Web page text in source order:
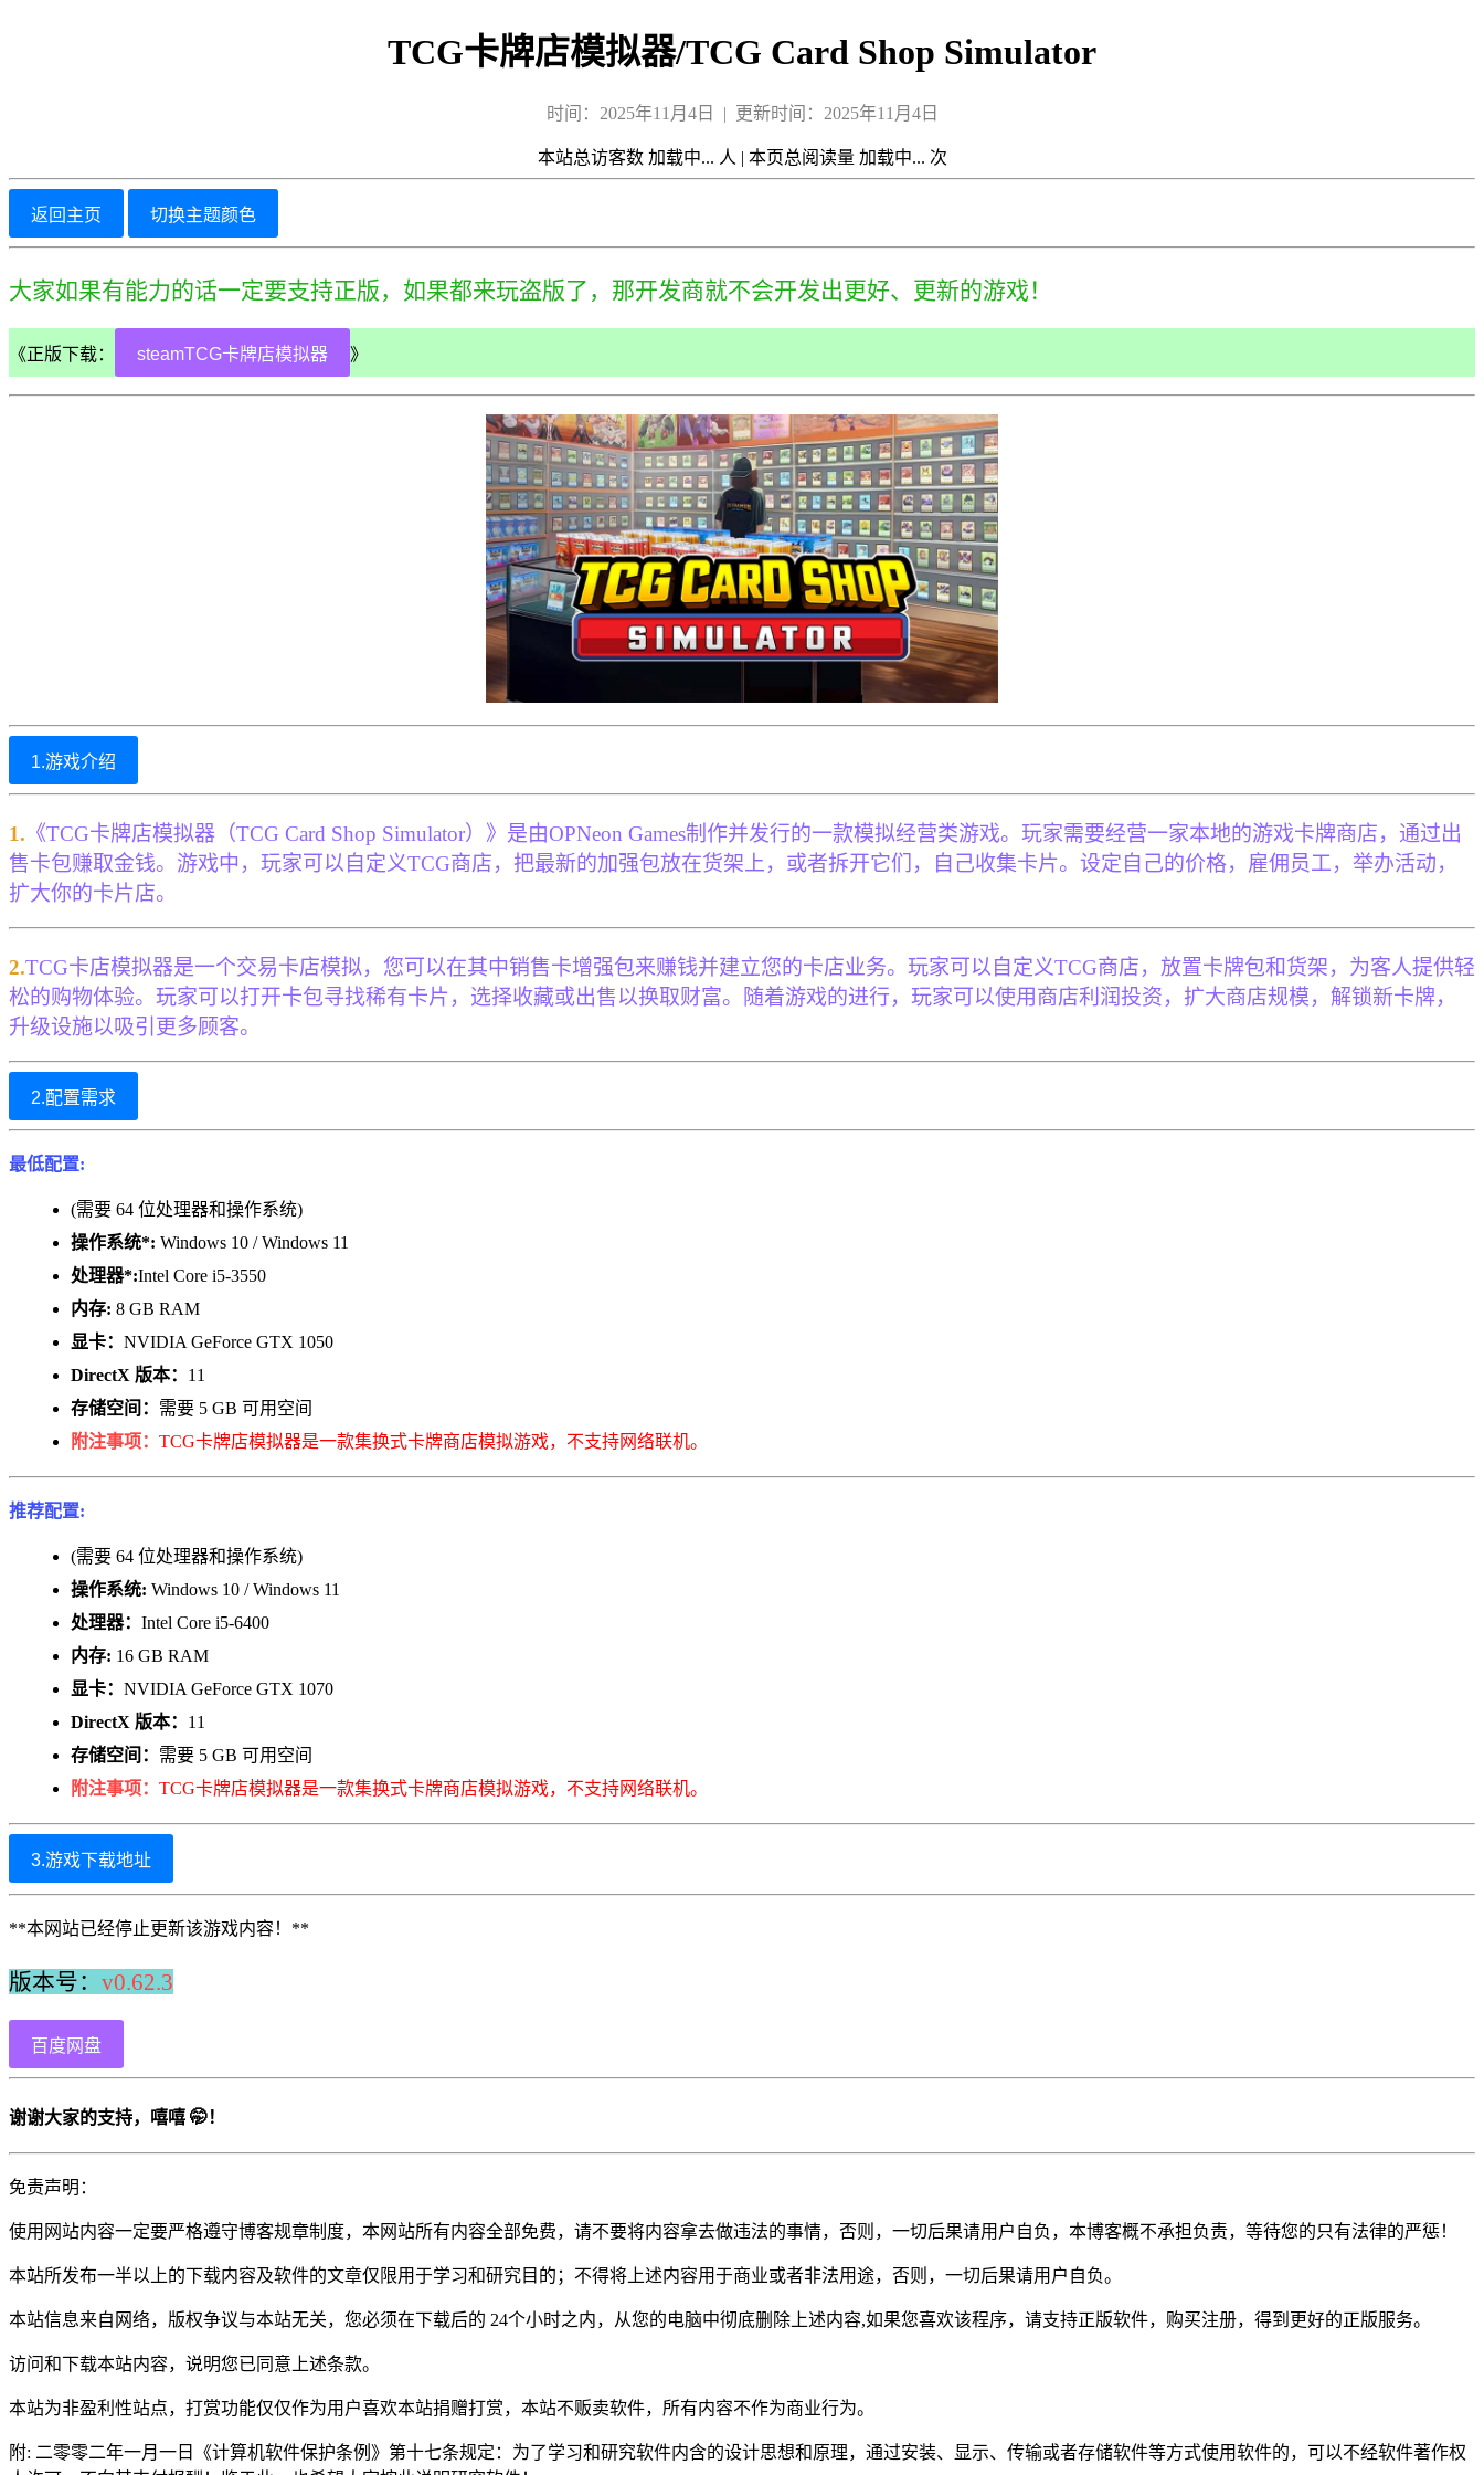
TCG卡牌店模拟器/TCG Card Shop Simulator
时间：2025年11月4日 | 更新时间：2025年11月4日
本站总访客数 加载中... 人 | 本页总阅读量 加载中... 次
返回主页 切换主题颜色
大家如果有能力的话一定要支持正版，如果都来玩盗版了，那开发商就不会开发出更好、更新的游戏！
《正版下载： steamTCG卡牌店模拟器 》
1.游戏介绍
1. 《TCG卡牌店模拟器（TCG Card Shop Simulator）》是由OPNeon Games制作并发行的一款模拟经营类游戏。玩家需要经营一家本地的游戏卡牌商店，通过出
售卡包赚取金钱。游戏中，玩家可以自定义TCG商店，把最新的加强包放在货架上，或者拆开它们，自己收集卡片。设定自己的价格，雇佣员工，举办活动，
扩大你的卡片店。
2.TCG卡店模拟器是一个交易卡店模拟，您可以在其中销售卡增强包来赚钱并建立您的卡店业务。玩家可以自定义TCG商店，放置卡牌包和货架，为客人提供轻
松的购物体验。玩家可以打开卡包寻找稀有卡片，选择收藏或出售以换取财富。随着游戏的进行，玩家可以使用商店利润投资，扩大商店规模，解锁新卡牌，
升级设施以吸引更多顾客‌。
2.配置需求
最低配置:
(需要 64 位处理器和操作系统)
操作系统*: Windows 10 / Windows 11
处理器*:Intel Core i5-3550
内存: 8 GB RAM
显卡： NVIDIA GeForce GTX 1050
DirectX 版本： 11
存储空间： 需要 5 GB 可用空间
附注事项： TCG卡牌店模拟器是一款集换式卡牌商店模拟游戏，不支持网络联机。
推荐配置:
(需要 64 位处理器和操作系统)
操作系统: Windows 10 / Windows 11
处理器： Intel Core i5-6400
内存: 16 GB RAM
显卡： NVIDIA GeForce GTX 1070
DirectX 版本： 11
存储空间： 需要 5 GB 可用空间
附注事项： TCG卡牌店模拟器是一款集换式卡牌商店模拟游戏，不支持网络联机。
3.游戏下载地址
**本网站已经停止更新该游戏内容！**
版本号： v0.62.3
百度网盘
谢谢大家的支持，嘻嘻 🤭！
免责声明：
使用网站内容一定要严格遵守博客规章制度，本网站所有内容全部免费，请不要将内容拿去做违法的事情，否则，一切后果请用户自负，本博客概不承担负责，等待您的只有法律的严惩！
本站所发布一半以上的下载内容及软件的文章仅限用于学习和研究目的；不得将上述内容用于商业或者非法用途，否则，一切后果请用户自负。
本站信息来自网络，版权争议与本站无关，您必须在下载后的 24个小时之内，从您的电脑中彻底删除上述内容,如果您喜欢该程序，请支持正版软件，购买注册，得到更好的正版服务。
访问和下载本站内容，说明您已同意上述条款。
本站为非盈利性站点，打赏功能仅仅作为用户喜欢本站捐赠打赏，本站不贩卖软件，所有内容不作为商业行为。
附: 二零零二年一月一日《计算机软件保护条例》第十七条规定：为了学习和研究软件内含的设计思想和原理，通过安装、显示、传输或者存储软件等方式使用软件的，可以不经软件著作权